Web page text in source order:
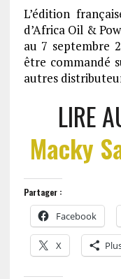
L’édition
d’Africa Oil &
au 7 septembre
être commandé
autres
LIRE
Macky
Partager :
Facebook
X